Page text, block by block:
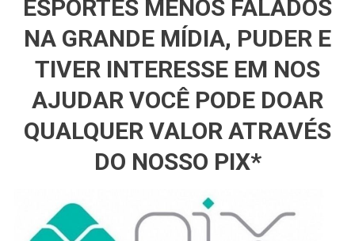
ESPORTES MENOS FALADOS
NA GRANDE MÍDIA, PUDER E
TIVER INTERESSE EM NOS
AJUDAR VOCÊ PODE DOAR
QUALQUER VALOR ATRAVÉS
DO NOSSO PIX*